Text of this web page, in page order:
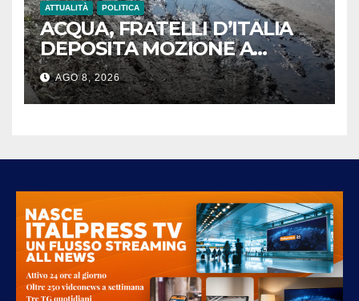
ATTUALITÀ POLITICA
ACQUA, FRATELLI D’ITALIA
DEPOSITA MOZIONE A
MASSA: “BASTA SPRECHI.
GAIA RIPARI LE PERDITE
STRADALI ENTRO 24 ORE”
AGO 8, 2026